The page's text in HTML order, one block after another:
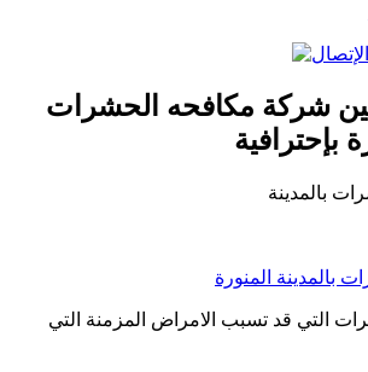
شركة مكافحه الحشرات
بإحترافية
بالمدينة المنورة
التي قد تسبب الامراض المزمنة التي